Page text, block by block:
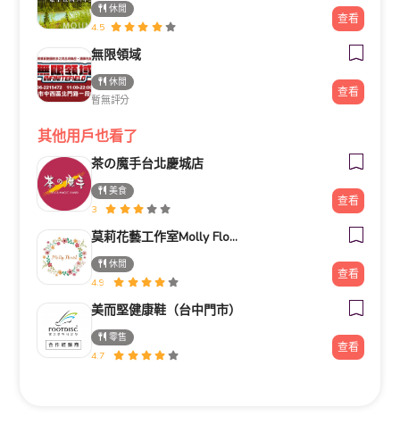
休閒
4.5
查看
無限領域
休閒
暫無評分
查看
其他用戶也看了
茶の魔手台北慶城店
美食
3
查看
莫莉花藝工作室Molly Florist
休閒
4.9
查看
美而堅健康鞋（台中門市）
零售
4.7
查看